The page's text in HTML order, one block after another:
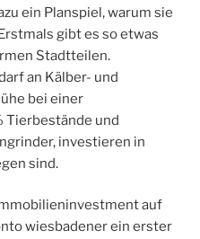
ein Planspiel, warum sie
gibt es so etwas
Stadtteilen.
an Kälber- und
bei einer
Tierbestände und
investieren in
sind.
auf
wiesbadener ein erster